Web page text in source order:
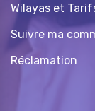
Wilayas et
Suivre ma
Réclamation